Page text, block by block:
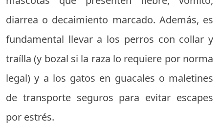
diarrea o decaimiento marcado. Además, es
fundamental llevar a los perros con collar y
traílla (y bozal si la raza lo requiere por norma
legal) y a los gatos en guacales o maletines
de transporte seguros para evitar escapes
por estrés.